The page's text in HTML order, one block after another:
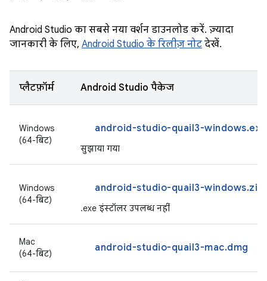
Android Studio का सबसे नया वर्शन डाउनलोड करें. ज़्यादा
जानकारी के लिए, Android Studio के रिलीज़ नोट देखें.
प्लैटफ़ॉर्म Android Studio पैकेज
Windows
(64-बिट)
android-studio-quail3-windows.exe
सुझाया गया
Windows
(64-बिट)
android-studio-quail3-windows.zip
.exe इंस्टॉलर उपलब्ध नहीं
Mac
(64-बिट)
android-studio-quail3-mac.dmg